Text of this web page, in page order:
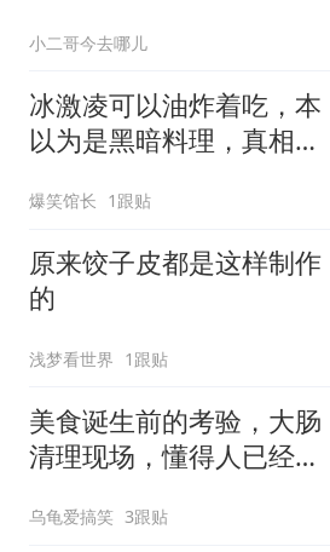
小二哥今去哪儿
冰激凌可以油炸着吃，本
以为是黑暗料理，真相是
爆笑馆长 1跟贴
原来饺子皮都是这样制作
的
浅梦看世界 1跟贴
美食诞生前的考验，大肠
清理现场，懂得人已经流
乌龟爱搞笑 3跟贴